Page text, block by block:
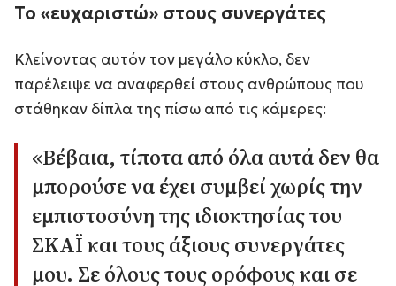
Το «ευχαριστώ» στους συνεργάτες
Κλείνοντας αυτόν τον μεγάλο κύκλο, δεν
παρέλειψε να αναφερθεί στους ανθρώπους που
στάθηκαν δίπλα της πίσω από τις κάμερες:
«Βέβαια, τίποτα από όλα αυτά δεν θα
μπορούσε να έχει συμβεί χωρίς την
εμπιστοσύνη της ιδιοκτησίας του
ΣΚΑΪ και τους άξιους συνεργάτες
μου. Σε όλους τους ορόφους και σε